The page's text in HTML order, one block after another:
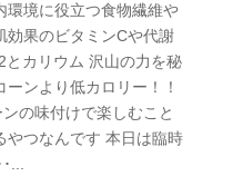
環境に役立つ食物繊維や
効果のビタミンCや代謝
カリウム 沢山の力を秘
ンより低カロリー！！
の味付けで楽しむこと
やつなんです 本日は臨時
...